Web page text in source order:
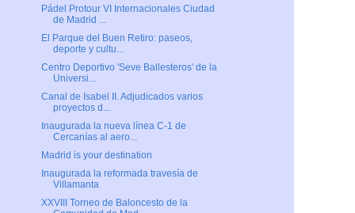
Pádel Protour VI Internacionales Ciudad
de Madrid ...
El Parque del Buen Retiro: paseos,
deporte y cultu...
Centro Deportivo 'Seve Ballesteros' de la
Universi...
Canal de Isabel II. Adjudicados varios
proyectos d...
Inaugurada la nueva línea C-1 de
Cercanías al aero...
Madrid is your destination
Inaugurada la reformada travesía de
Villamanta
XXVIII Torneo de Baloncesto de la